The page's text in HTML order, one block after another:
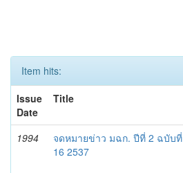
Item hits:
Issue
Date
Title
1994
จดหมายข่าว มฉก. ปีที่ 2 ฉบับที่
16 2537